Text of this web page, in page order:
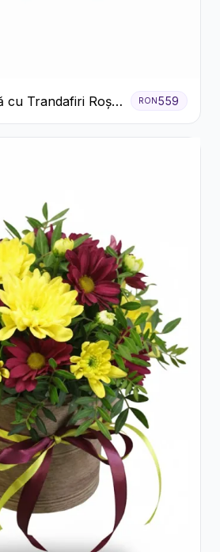
cu Trandafiri Roșii
Rocher
RON559